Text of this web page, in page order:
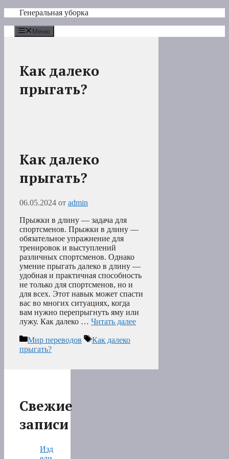
Перейти
содержимому
Генеральная уборка
Меню
Как далеко
прыгать?
Как далеко
прыгать?
06.05.2024 от admin
Прыжки в длину — задача для
спортсменов. Прыжки в длину —
обязательное упражнение для
тренировок и выступлений
различных спортсменов. Однако
умение прыгать далеко в длину —
удобная и практичная способность
не только для спортсменов, но и
для всех. Этот навык может спасти
вас во многих ситуациях, когда
вам нужно перепрыгнуть яму или
лужу. Как далеко … Читать далее
Рубрики
Мир переводов Метки
Как далеко
прыгать?
Свежие
записи
Изд